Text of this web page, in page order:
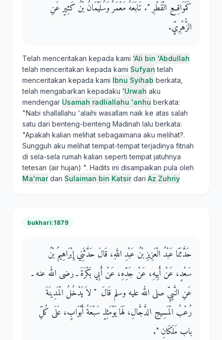
كَمَوَاقِعِ الْقَطْرِ ‏"‏‏.‏ تَابَعَهُ مَعْمَرٌ وَسُلَيْمَانُ بْنُ كَثِيرٍ عَنِ
الزُّهْرِيِّ‏.‏
Telah menceritakan kepada kami 'Ali bin 'Abdullah
telah menceritakan kepada kami Sufyan telah
menceritakan kepada kami Ibnu Syihab berkata,
telah mengabarkan kepadaku 'Urwah aku
mendengar Usamah radliallahu 'anhu berkata:
"Nabi shallallahu 'alaihi wasallam naik ke atas salah
satu dari benteng-benteng Madinah lalu berkata:
"Apakah kalian melihat sebagaimana aku melihat?.
Sungguh aku melihat tempat-tempat terjadinya fitnah
di sela-sela rumah kalian seperti tempat jatuhnya
tetesan (air hujan) ". Hadits ini disampaikan pula oleh
Ma'mardan Sulaiman bin Katsirdari Az Zuhriy
bukhari:1879
حَدَّثَنَا عَبْدُ الْعَزِيزِ بْنُ عَبْدِ اللَّهِ، قَالَ حَدَّثَنِي إِبْرَاهِيمُ بْنُ
سَعْدٍ، عَنْ أَبِيهِ، عَنْ جَدِّهِ، عَنْ أَبِي بَكْرَةَ ـ رضى الله عنه ـ
عَنِ النَّبِيِّ صلى الله عليه وسلم قَالَ ‏ "‏ لاَ يَدْخُلُ الْمَدِينَةَ
رُعْبُ الْمَسِيحِ الدَّجَّالِ، لَهَا يَوْمَئِذٍ سَبْعَةُ أَبْوَابٍ، عَلَى كُلِّ
باب مَلَكَانِ ‏"‏‏.‏